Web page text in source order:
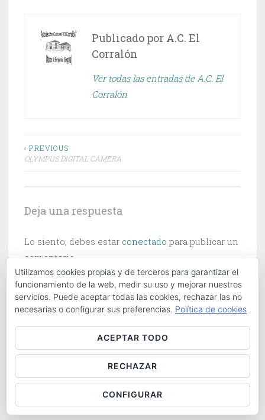
Publicado por A.C. El
Corralón
Ver todas las entradas de A.C. El
Corralón
Navegación
‹ PREVIOUS
OLYMPUS DIGITAL CAMERA
Deja una respuesta
Lo siento, debes estar conectado para publicar un
comentario.
CONTACT |COOKIES POLICY
Utilizamos cookies propias y de terceros para garantizar el
funcionamiento de la web, medir su uso y mejorar nuestros
servicios. Puede aceptar todas las cookies, rechazar las no
necesarias o configurar sus preferencias. Política de cookies
ACEPTAR TODO
RECHAZAR
CONFIGURAR